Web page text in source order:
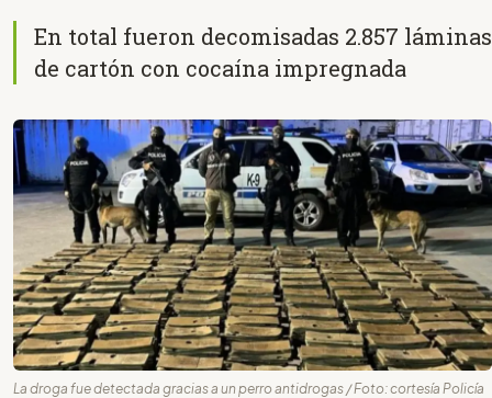
En total fueron decomisadas 2.857 láminas
de cartón con cocaína impregnada
La droga fue detectada gracias a un perro antidrogas / Foto: cortesía Policía